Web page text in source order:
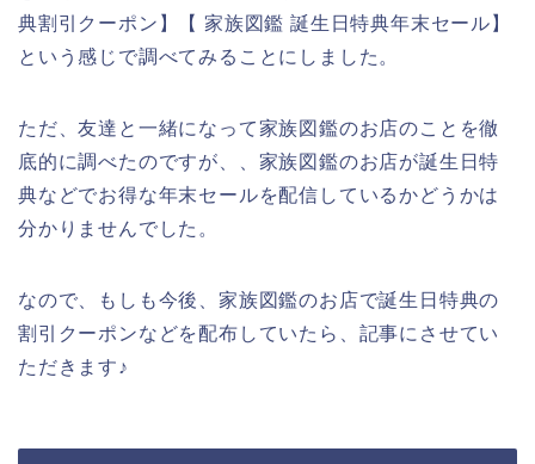
典割引クーポン】【 家族図鑑 誕生日特典年末セール】
という感じで調べてみることにしました。
ただ、友達と一緒になって家族図鑑のお店のことを徹
底的に調べたのですが、、家族図鑑のお店が誕生日特
典などでお得な年末セールを配信しているかどうかは
分かりませんでした。
なので、もしも今後、家族図鑑のお店で誕生日特典の
割引クーポンなどを配布していたら、記事にさせてい
ただきます♪